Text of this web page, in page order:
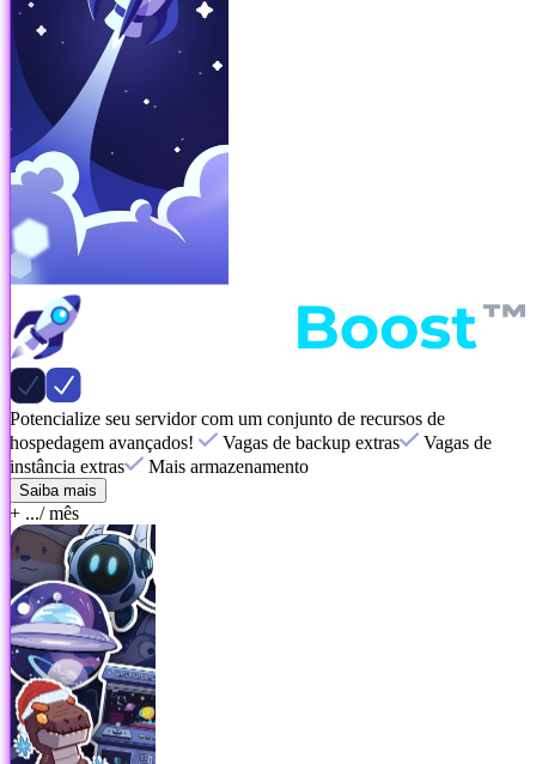
Potencialize seu servidor com um conjunto de recursos de
hospedagem avançados!
Vagas de backup extras
Vagas de
instância extras
Mais armazenamento
Saiba mais
+ .../ mês